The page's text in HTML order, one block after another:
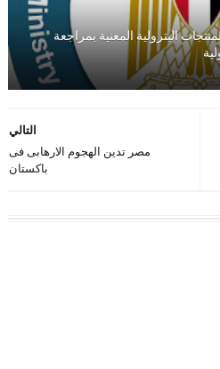
البترولية المعنية بمراجعة
التالي
مصر تدين الهجوم الارهابى فى
باكستان